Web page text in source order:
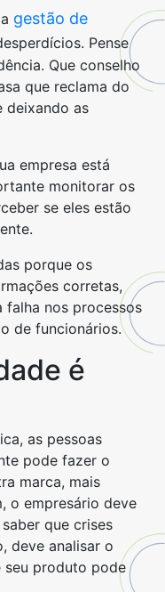
gestão de
Pense
Que conselho
que reclama do
deixando as
empresa está
monitorar os
se eles estão
porque os
corretas,
falha nos processos
de funcionários.
é
as pessoas
pode fazer o
marca, mais
o empresário deve
que crises
deve analisar o
seu produto pode